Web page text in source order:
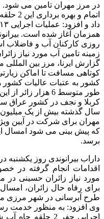
در مرز مهران تامین می شود.
اتمام
همزمان آغاز شده است.
روزی کارکنان آب و فاضلاب
زمینه تامین آب مورد نیاز
گزارش ایرنا، مرز بین
کوتاهی مسافت تا اماکن
کشور به عتبات عالیات کشور
طور متوسط 6
کربلا و نجف در کشور عراق
مهران برای شرکت در آیین
برسد.
داراب بیرانوندی روز یکشنبه
اقدامات انجام گرفته در
مورد نیاز زائران حسینی در
برای رفاه حال زائران،
طرح آبرسانی در شهر مرزی
وی افزود: به منظور خدمت
اجرایی حفر 2